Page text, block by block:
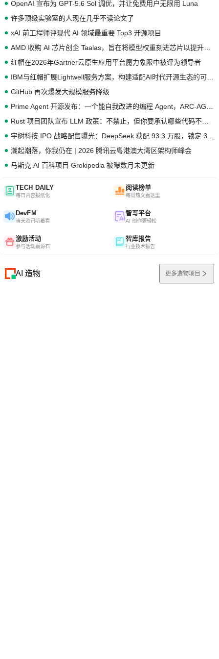
OpenAI 宣布为 GPT-5.6 Sol 调优，并让免费用户无限用 Luna
许多顶级实验室的人现在几乎不读论文了
xAI 前工程师评现代 AI 领域最重要 Top3 开源项目
红帽在2026年Gartner云原生应用平台魔力象限中被评为领导者
GitHub 再次爆发大规模服务降级
潮起潮落，你我仍在 | 2026 腾讯云粤港澳大湾区架构师峰会
马斯克 AI 百科项目 Grokipedia 被曝数月未更新
TECH DAILY
每日内容报纸化
阅读榜单
每周热文看这里
DevFM
当天资讯听着看
智写平台
AI 创作更轻松
激励活动
参与活动赢源石
智库报告
行业技术报告
AI 造物 更多造物项目